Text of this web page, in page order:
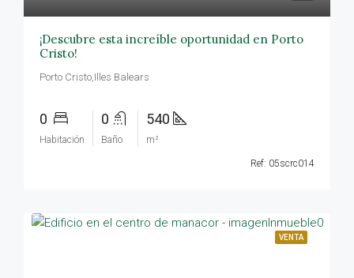
¡Descubre esta increíble oportunidad en Porto
Cristo!
Porto Cristo,Illes Balears
0
Habitación
0
Baño
540
m²
Ref: 05scrc014
VENTA